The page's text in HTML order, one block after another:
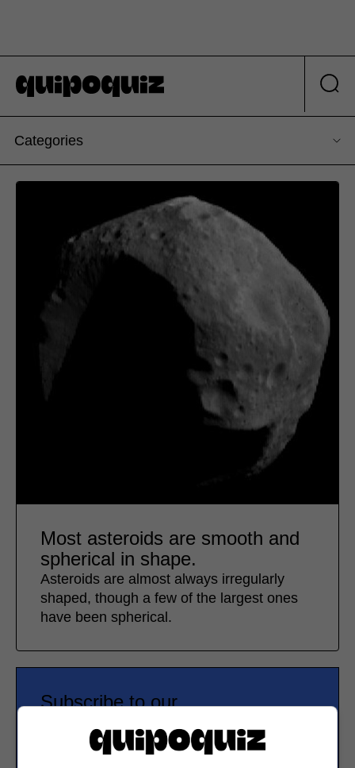
Categories
Most asteroids are smooth and
spherical in shape.
Asteroids are almost always irregularly
shaped, though a few of the largest ones
have been spherical.
Subscribe to our